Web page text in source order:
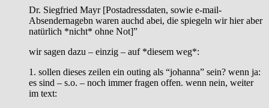
Dr. Siegfried Mayr [Postadressdaten, sowie e-mail-
Absendernagebn waren auchd abei, die spiegeln wir hier aber
natürlich *nicht* ohne Not]”
wir sagen dazu – einzig – auf *diesem weg*:
1. sollen dieses zeilen ein outing als “johanna” sein? wenn ja:
es sind – s.o. – noch immer fragen offen. wenn nein, weiter
im text: